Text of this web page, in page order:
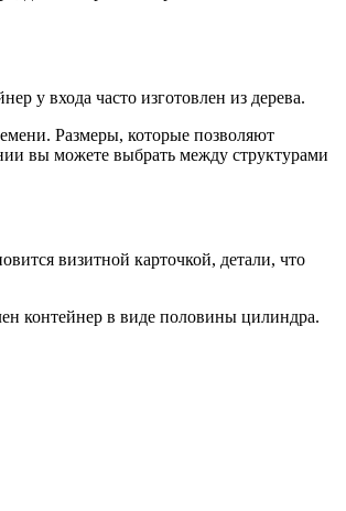
у входа часто изготовлен из дерева.
Размеры, которые позволяют
вы можете выбрать между структурами
визитной карточкой, детали, что
контейнер в виде половины цилиндра.